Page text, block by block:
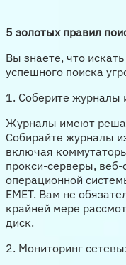
5 золотых правил
Вы знаете, что
успешного поиска
1. Соберите журналы
Журналы имеют
Собирайте журналы
включая
прокси-серверы,
операционной
EMET. Вам не
крайней мере
диск.
2. Мониторинг